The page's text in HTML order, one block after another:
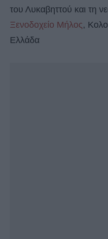
του Λυκαβηττού και τη
Ξενοδοχείο Μήλος,
Ελλάδα